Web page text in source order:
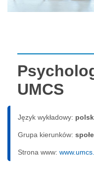
UMCS
Język wykładowy:
Grupa kierunków:
Strona www: